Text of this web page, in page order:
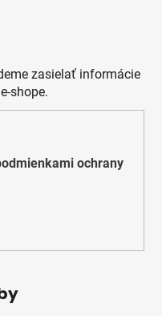
zasielať informácie
shope.
ochrany